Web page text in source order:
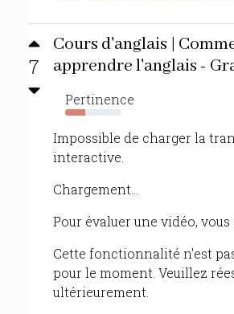
7
Cours d'anglais |
apprendre l'anglais -
Pertinence
35%
Impossible de charger la
interactive.
Chargement...
Pour évaluer une vidéo, vous
Cette fonctionnalité n'est
pour le moment. Veuillez
ultérieurement.